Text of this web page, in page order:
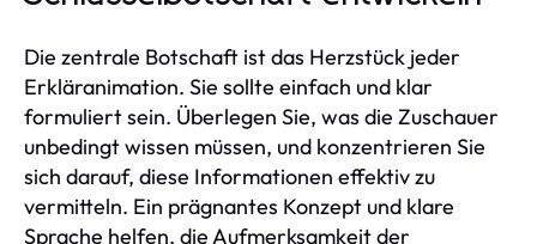
Die zentrale Botschaft ist das Herzstück jeder
Erkläranimation. Sie sollte einfach und klar
formuliert sein. Überlegen Sie, was die Zuschauer
unbedingt wissen müssen, und konzentrieren Sie
sich darauf, diese Informationen effektiv zu
vermitteln. Ein prägnantes Konzept und klare
Sprache helfen, die Aufmerksamkeit der